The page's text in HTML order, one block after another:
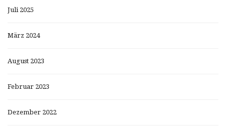
Juli 2025
März 2024
August 2023
Februar 2023
Dezember 2022